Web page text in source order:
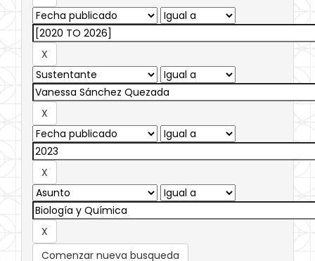
Comenzar nueva busqueda